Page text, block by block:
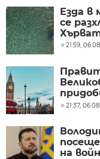
Езда в
се
21:59,
21:37,
на